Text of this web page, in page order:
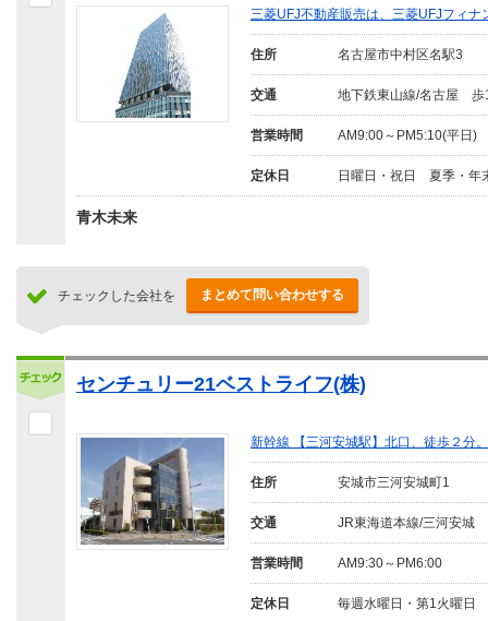
三菱UFJ不動産販売は、三菱UFJフィ
住所 名古屋市中村区名駅3
交通 地下鉄東山線/名古屋 歩
営業時間 AM9:00～PM5:10(平日)
定休日 日曜日・祝日 夏季・年
青木未来
チェックした会社を まとめて問い合わせする
センチュリー21ベストライフ(株)
新幹線 【三河安城駅】北口、徒歩２分
住所 安城市三河安城町1
交通 JR東海道本線/三河安城
営業時間 AM9:30～PM6:00
定休日 毎週水曜日・第1火曜日